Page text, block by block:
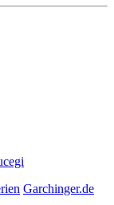
Garchinger.de